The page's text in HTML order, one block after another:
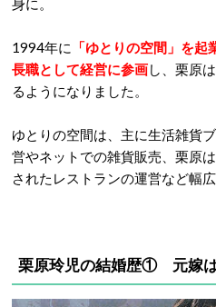
身に。
1994年に
「ゆとりの空間」を
長職として経営に参画し、栗原
るようになりました。
ゆとりの空間は、主に生活雑貨
営やネットでの雑貨販売、栗原
されたレストランの運営など幅
栗原玲児の結婚歴① 元嫁